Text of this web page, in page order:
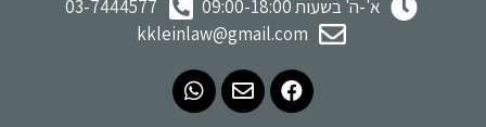
א'-ה' בשעות 09:00-18:00
03-7444577
kkleinlaw@gmail.com